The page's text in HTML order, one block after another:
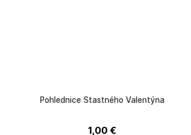
Pohlednice Štastného Valentýna
1,00 €